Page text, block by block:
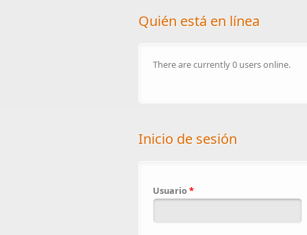
Quién está en línea
There are currently 0 users online.
Inicio de sesión
Usuario*